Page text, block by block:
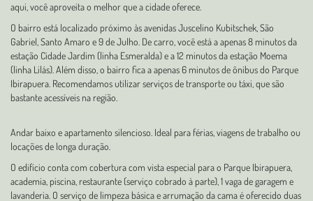
aqui, você aproveita o melhor que a cidade oferece.
O bairro está localizado próximo às avenidas Juscelino Kubitschek, São
Gabriel, Santo Amaro e 9 de Julho. De carro, você está a apenas 8 minutos da
estação Cidade Jardim (linha Esmeralda) e a 12 minutos da estação Moema
(linha Lilás). Além disso, o bairro fica a apenas 6 minutos de ônibus do Parque
Ibirapuera. Recomendamos utilizar serviços de transporte ou táxi, que são
bastante acessíveis na região.
Andar baixo e apartamento silencioso. Ideal para férias, viagens de trabalho ou
locações de longa duração.
O edifício conta com cobertura com vista especial para o Parque Ibirapuera,
academia, piscina, restaurante (serviço cobrado à parte), 1 vaga de garagem e
lavanderia. O serviço de limpeza básica e arrumação da cama é oferecido duas